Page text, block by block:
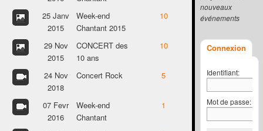
25 Janv
2015
Week-end
Chantant 2015
10
29 Nov
2015
CONCERT des
10 ans
10
24 Nov
2018
Concert Rock 5
07 Fevr
2016
Week-end
Chantant
1
nouveaux
événements
Connexion
Identifiant:
Mot de passe: